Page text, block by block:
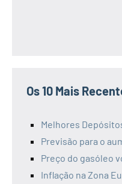
Os 10 Mais
Melhores
Previsão para o
Preço do gasóleo
Inflação na Zona